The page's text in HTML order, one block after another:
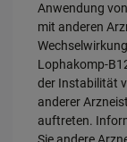
Anwendung
mit anderen
Lophakomp-
der Instabilität
anderer
auftreten.